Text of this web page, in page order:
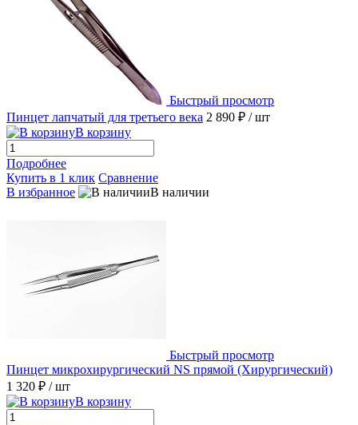
Быстрый просмотр
Пинцет лапчатый для третьего века 2 890 ₽ / шт
В корзину
Подробнее
Купить в 1 клик Сравнение
В избранное
В наличии
Быстрый просмотр
Пинцет микрохирургический NS прямой (Хирургический)
1 320 ₽ / шт
В корзину